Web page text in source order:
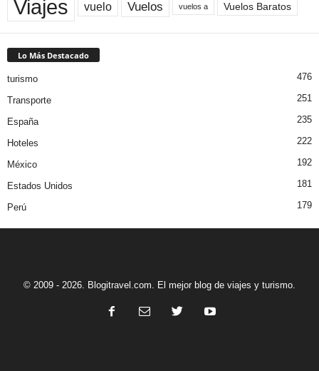
Viajes vuelo Vuelos vuelos a Vuelos Baratos
Lo Más Destacado
turismo 476
Transporte 251
España 235
Hoteles 222
México 192
Estados Unidos 181
Perú 179
© 2009 - 2026. Blogitravel.com. El mejor blog de viajes y turismo.